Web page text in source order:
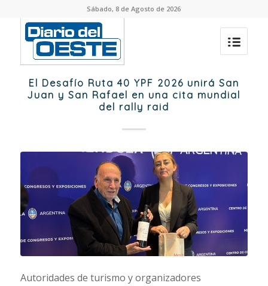
Sábado, 8 de Agosto de 2026
El Desafío Ruta 40 YPF 2026 unirá San
Juan y San Rafael en una cita mundial
del rally raid
Autoridades de turismo y organizadores